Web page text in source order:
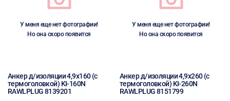
У меня еще нет фотографии!
Но она скоро появится
Анкер д/изоляции 4,9х160 (с
термоголовкой) KI-160N
RAWLPLUG 8139201
У меня еще нет фотографии!
Но она скоро появится
Анкер д/изоляции 4,9х260 (с
термоголовкой) KI-260N
RAWLPLUG 8151799